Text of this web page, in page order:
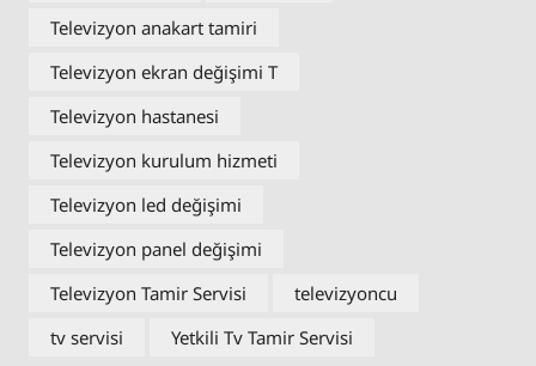
Televizyon anakart tamiri
Televizyon ekran değişimi T
Televizyon hastanesi
Televizyon kurulum hizmeti
Televizyon led değişimi
Televizyon panel değişimi
Televizyon Tamir Servisi
televizyoncu
tv servisi
Yetkili Tv Tamir Servisi